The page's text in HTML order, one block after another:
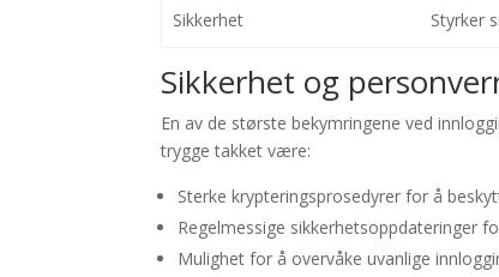
Sikkerhet Styrker
Sikkerhet og
En av de største bekymringene ved
trygge takket være:
Sterke krypteringsprosedyrer for å
Regelmessige sikkerhetsoppdateringer
Mulighet for å overvåke uvanlige